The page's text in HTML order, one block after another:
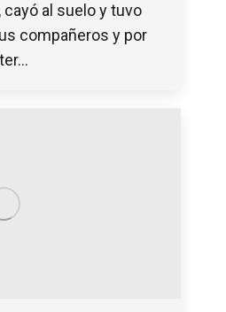
al suelo y tuvo
compañeros y por